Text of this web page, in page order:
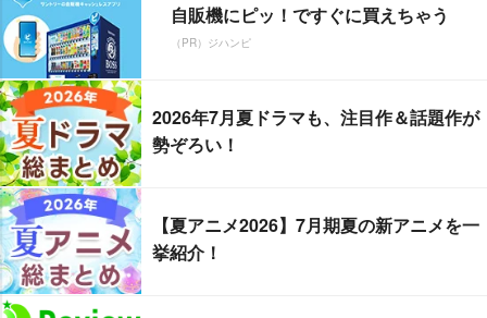
自販機にピッ！ですぐに買えちゃう
（PR）ジハンピ
2026年7月夏ドラマも、注目作＆話題作が
勢ぞろい！
【夏アニメ2026】7月期夏の新アニメを一
挙紹介！